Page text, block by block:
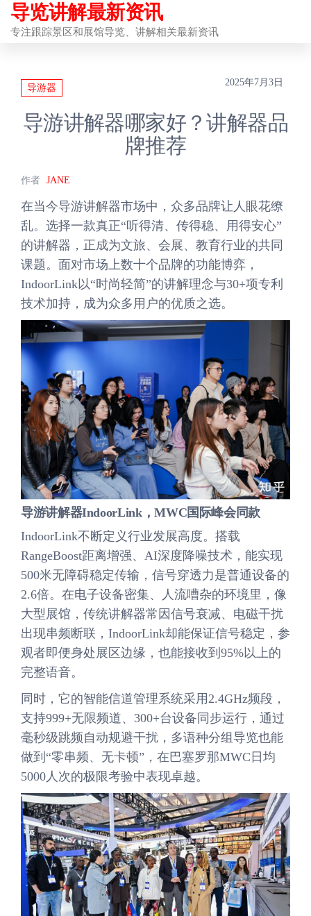
前
往
导览讲解最新资讯
专注跟踪景区和展馆导览、讲解相关最新资讯
导游器
2025年7月3日
导游讲解器哪家好？讲解器品
牌推荐
作者 JANE
在当今导游讲解器市场中，众多品牌让人眼花缭
乱。选择一款真正“听得清、传得稳、用得安心”
的讲解器，正成为文旅、会展、教育行业的共同
课题。面对市场上数十个品牌的功能博弈，
IndoorLink以“时尚轻简”的讲解理念与30+项专利
技术加持，成为众多用户的优质之选。
导游讲解器IndoorLink，MWC国际峰会同款
IndoorLink不断定义行业发展高度。搭载
RangeBoost距离增强、AI深度降噪技术，能实现
500米无障碍稳定传输，信号穿透力是普通设备的
2.6倍。在电子设备密集、人流嘈杂的环境里，像
大型展馆，传统讲解器常因信号衰减、电磁干扰
出现串频断联，IndoorLink却能保证信号稳定，参
观者即便身处展区边缘，也能接收到95%以上的
完整语音。
同时，它的智能信道管理系统采用2.4GHz频段，
支持999+无限频道、300+台设备同步运行，通过
毫秒级跳频自动规避干扰，多语种分组导览也能
做到“零串频、无卡顿”，在巴塞罗那MWC日均
5000人次的极限考验中表现卓越。